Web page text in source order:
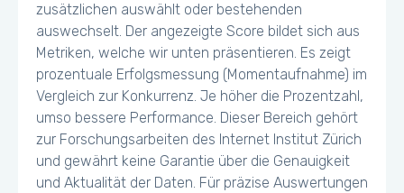
zusätzlichen auswählt oder bestehenden
auswechselt. Der angezeigte Score bildet sich aus
Metriken, welche wir unten präsentieren. Es zeigt
prozentuale Erfolgsmessung (Momentaufnahme) im
Vergleich zur Konkurrenz. Je höher die Prozentzahl,
umso bessere Performance. Dieser Bereich gehört
zur Forschungsarbeiten des Internet Institut Zürich
und gewährt keine Garantie über die Genauigkeit
und Aktualität der Daten. Für präzise Auswertungen